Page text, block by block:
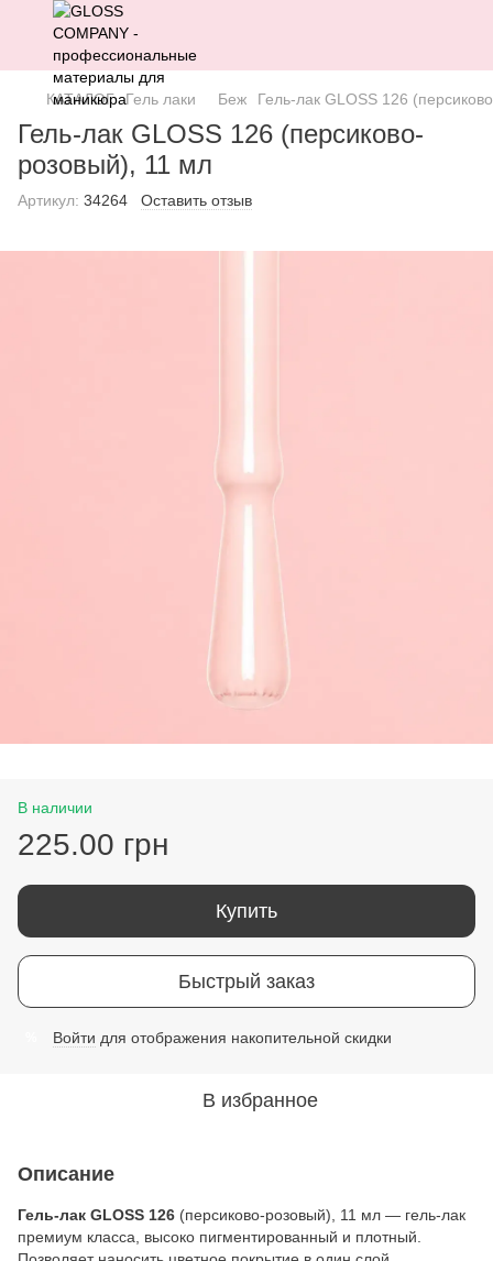
КАТАЛОГ Гель лаки Беж Гель-лак GLOSS 126
Гель-лак GLOSS 126 (персиково-
розовый), 11 мл
Артикул: 34264 Оставить отзыв
В наличии
225.00 грн
Купить
Быстрый заказ
Войти для отображения накопительной скидки
В избранное
Описание
Гель-лак GLOSS 126 (персиково-розовый), 11 мл — гель-лак
премиум класса, высоко пигментированный и плотный.